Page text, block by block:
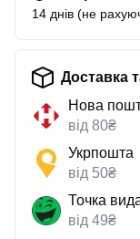
14 днів (не
Доставка
Нова
від 80₴
Укрпошта
від 50₴
Точка
від 49₴